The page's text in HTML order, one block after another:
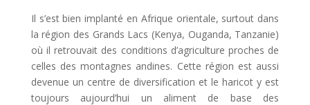
Il s’est bien implanté en Afrique orientale, surtout dans
la région des Grands Lacs (Kenya, Ouganda, Tanzanie)
où il retrouvait des conditions d’agriculture proches de
celles des montagnes andines. Cette région est aussi
devenue un centre de diversification et le haricot y est
toujours aujourd’hui un aliment de base des